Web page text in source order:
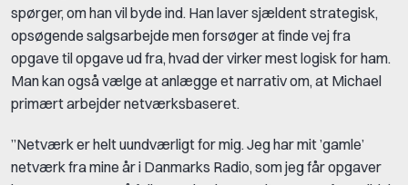
spørger, om han vil byde ind. Han laver sjældent strategisk,
opsøgende salgsarbejde men forsøger at finde vej fra
opgave til opgave ud fra, hvad der virker mest logisk for ham.
Man kan også vælge at anlægge et narrativ om, at Michael
primært arbejder netværksbaseret.
”Netværk er helt uundværligt for mig. Jeg har mit ’gamle’
netværk fra mine år i Danmarks Radio, som jeg får opgaver